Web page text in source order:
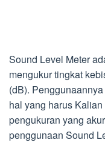
Sound Level Meter
mengukur tingkat
(dB).
hal yang harus
pengukuran yang
penggunaan Sound